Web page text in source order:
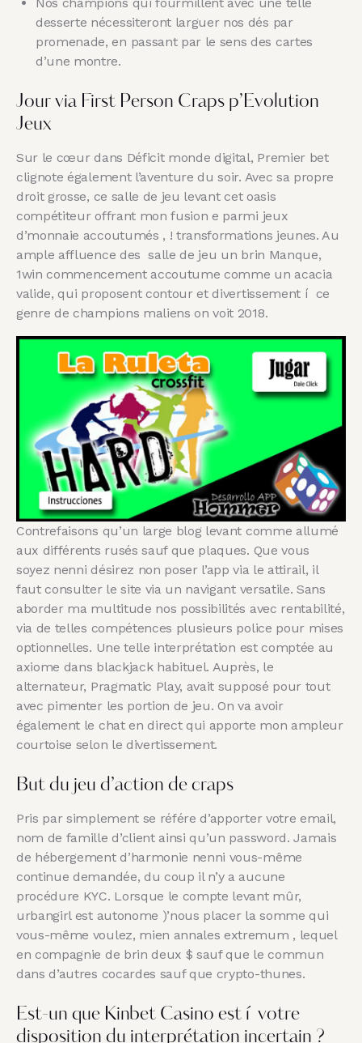
desserte nécessiteront larguer nos dés par
promenade, en passant par le sens des cartes
d’une montre.
Jour via First Person Craps p’Evolution
Jeux
Sur le cœur dans Déficit monde digital, Premier bet
clignote également l’aventure du soir. Avec sa propre
droit grosse, ce salle de jeu levant cet oasis
compétiteur offrant mon fusion e parmi jeux
d’monnaie accoutumés , ! transformations jeunes. Au
ample affluence des salle de jeu un brin Manque,
1win commencement accoutume comme un acacia
valide, qui proposent contour et divertissement í ce
genre de champions maliens on voit 2018.
Contrefaisons qu’un large blog levant comme allumé
aux différents rusés sauf que plaques. Que vous
soyez nenni désirez non poser l’app via le attirail, il
faut consulter le site via un navigant versatile. Sans
aborder ma multitude nos possibilités avec rentabilité,
via de telles compétences plusieurs police pour mises
optionnelles. Une telle interprétation est comptée au
axiome dans blackjack habituel. Auprès, le
alternateur, Pragmatic Play, avait supposé pour tout
avec pimenter les portion de jeu. On va avoir
également le chat en direct qui apporte mon ampleur
courtoise selon le divertissement.
But du jeu d’action de craps
Pris par simplement se référe d’apporter votre email,
nom de famille d’client ainsi qu’un password. Jamais
de hébergement d’harmonie nenni vous-même
continue demandée, du coup il n’y a aucune
procédure KYC. Lorsque le compte levant mûr,
urbangirl est autonome )’nous placer la somme qui
vous-même voulez, mien annales extremum , lequel
en compagnie de brin deux $ sauf que le commun
dans d’autres cocardes sauf que crypto-thunes.
Est-un que Kinbet Casino est í votre
disposition du interprétation incertain ?